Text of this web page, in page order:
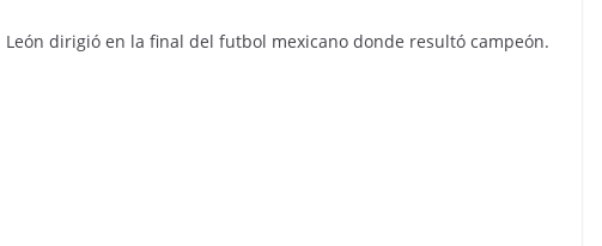
dirigió en la final del futbol mexicano donde resultó campeón.